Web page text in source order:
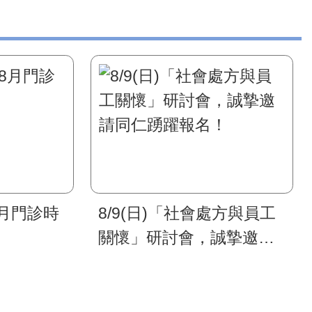
門診時
8/9(日)「社會處方與員工
關懷」研討會，誠摯邀請